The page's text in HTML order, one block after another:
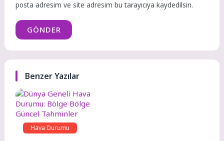
posta adresim ve site adresim bu tarayıcıya kaydedilsin.
GÖNDER
Benzer Yazılar
Hava Durumu